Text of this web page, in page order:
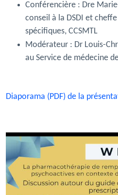
Conférencière : Dre
conseil à la DSDI et
spécifiques, CCSMTL
Modérateur : Dr Louis-
au Service de médecine
Diaporama (PDF) de la